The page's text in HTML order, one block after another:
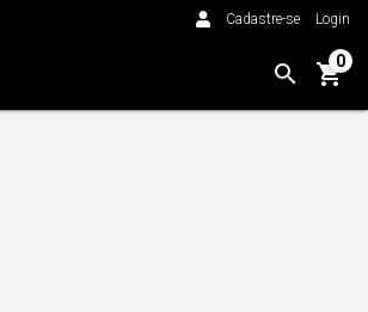
Cadastre-se Login
0